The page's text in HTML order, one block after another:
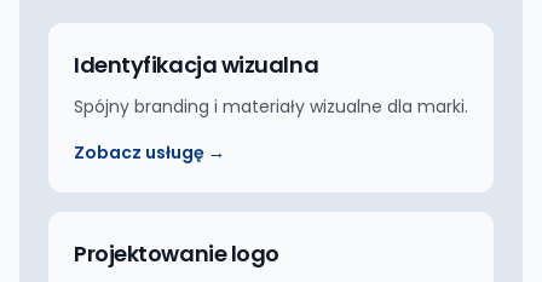
Identyfikacja wizualna
Spójny branding i materiały wizualne dla marki.
Zobacz usługę →
Projektowanie logo